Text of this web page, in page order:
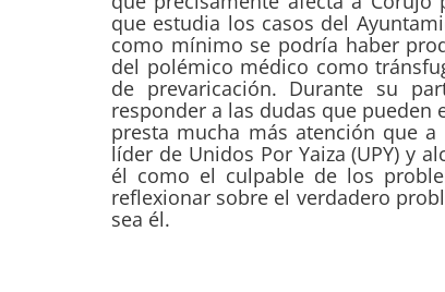
que estudia los casos del
como mínimo se podría haber
del polémico médico como
de prevaricación. Durante su
responder a las dudas que pueden
presta mucha más atención que
líder de Unidos Por Yaiza (UPY) y
él como el culpable de los
reflexionar sobre el verdadero
sea él.